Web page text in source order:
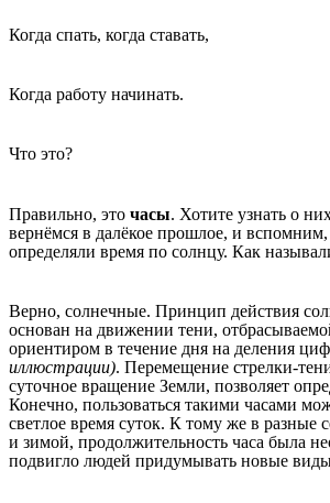
Когда спать, когда ставать,
Когда работу начинать.
Что это?
Правильно, это часы. Хотите узнать о
вернёмся в далёкое прошлое, и
определяли время по солнцу. Как
Верно, солнечные. Принцип действия
основан на движении тени,
ориентиром в течение дня на деления
иллюстрации). Перемещение стрелки-
суточное вращение Земли, позволяет
Конечно, пользоваться такими часами
светлое время суток. К тому же в разные
и зимой, продолжительность часа была
подвигло людей придумывать новые